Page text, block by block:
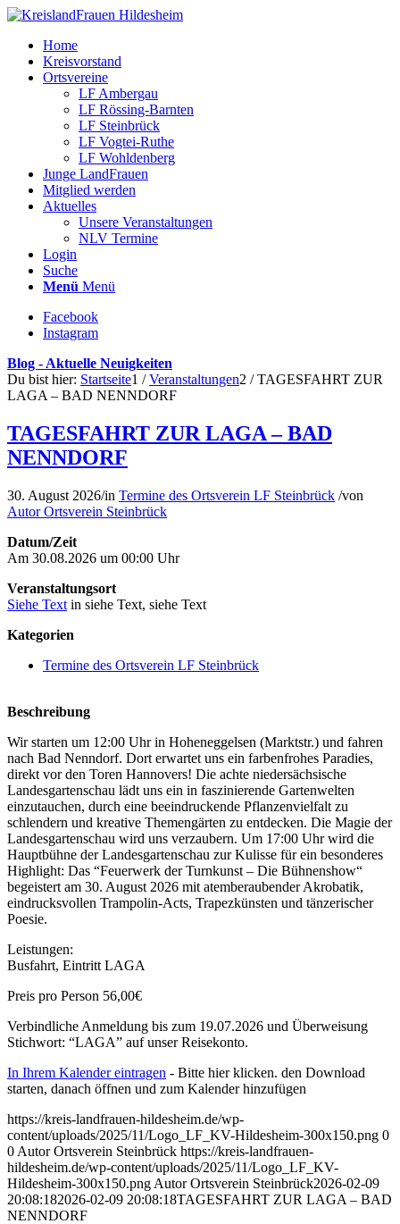
Home
Kreisvorstand
Ortsvereine
LF Ambergau
LF Rössing-Barnten
LF Steinbrück
LF Vogtei-Ruthe
LF Wohldenberg
Junge LandFrauen
Mitglied werden
Aktuelles
Unsere Veranstaltungen
NLV Termine
Login
Suche
Menü Menü
Facebook
Instagram
Blog - Aktuelle Neuigkeiten
Du bist hier: Startseite1 / Veranstaltungen2 / TAGESFAHRT ZUR
LAGA – BAD NENNDORF
TAGESFAHRT ZUR LAGA – BAD
NENNDORF
30. August 2026/in Termine des Ortsverein LF Steinbrück /von
Autor Ortsverein Steinbrück
Datum/Zeit
Am 30.08.2026 um 00:00 Uhr
Veranstaltungsort
Siehe Text in siehe Text, siehe Text
Kategorien
Termine des Ortsverein LF Steinbrück
Beschreibung
Wir starten um 12:00 Uhr in Hoheneggelsen (Marktstr.) und fahren
nach Bad Nenndorf. Dort erwartet uns ein farbenfrohes Paradies,
direkt vor den Toren Hannovers! Die achte niedersächsische
Landesgartenschau lädt uns ein in faszinierende Gartenwelten
einzutauchen, durch eine beeindruckende Pflanzenvielfalt zu
schlendern und kreative Themengärten zu entdecken. Die Magie der
Landesgartenschau wird uns verzaubern. Um 17:00 Uhr wird die
Hauptbühne der Landesgartenschau zur Kulisse für ein besonderes
Highlight: Das “Feuerwerk der Turnkunst – Die Bühnenshow“
begeistert am 30. August 2026 mit atemberaubender Akrobatik,
eindrucksvollen Trampolin-Acts, Trapezkünsten und tänzerischer
Poesie.
Leistungen:
Busfahrt, Eintritt LAGA
Preis pro Person 56,00€
Verbindliche Anmeldung bis zum 19.07.2026 und Überweisung
Stichwort: “LAGA” auf unser Reisekonto.
In Ihrem Kalender eintragen - Bitte hier klicken. den Download
starten, danach öffnen und zum Kalender hinzufügen
https://kreis-landfrauen-hildesheim.de/wp-
content/uploads/2025/11/Logo_LF_KV-Hildesheim-300x150.png 0
0 Autor Ortsverein Steinbrück https://kreis-landfrauen-
hildesheim.de/wp-content/uploads/2025/11/Logo_LF_KV-
Hildesheim-300x150.png Autor Ortsverein Steinbrück2026-02-09
20:08:182026-02-09 20:08:18TAGESFAHRT ZUR LAGA – BAD
NENNDORF